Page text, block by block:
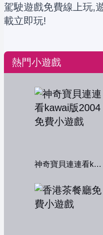
駕駛遊戲免費線上玩,
載立即玩!
熱門小遊戲
神奇寶貝連連看kawai版2004